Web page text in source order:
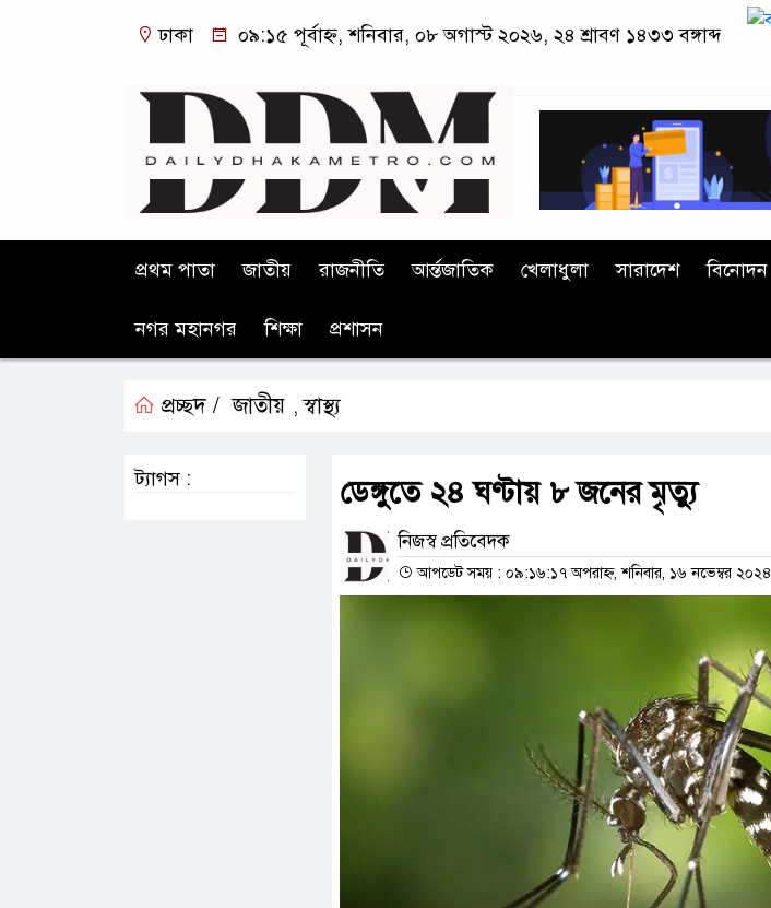
ঢাকা ০৯:১৫ পূর্বাহ্ন, শনিবার, ০৮ অগাস্ট ২০২৬, ২৪ শ্রাবণ ১৪৩৩ বঙ্গাব্দ
প্রথম পাতা জাতীয় রাজনীতি আর্ন্তজাতিক খেলাধুলা সারাদেশ বিনোদন
নগর মহানগর শিক্ষা প্রশাসন
প্রচ্ছদ / জাতীয় ,স্বাস্থ্য
ডেঙ্গুতে ২৪ ঘণ্টায় ৮ জনের মৃত্যু
নিজস্ব প্রতিবেদক
আপডেট সময় : ০৯:১৬:১৭ অপরাহ্ন, শনিবার, ১৬ নভেম্বর ২০২৪
ট্যাগস :